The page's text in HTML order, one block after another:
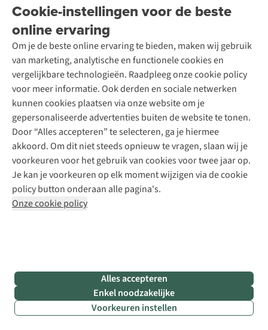
Wandelen | Daily Dose of Nature | Inspiratie
Van hiking zero to hero: het verhaal van Dorien
Amper drie jaar geleden zette Dorien haar eerste
Cookie-instellingen voor de beste
online ervaring
Om je de beste online ervaring te bieden, maken wij gebruik
van marketing, analytische en functionele cookies en
vergelijkbare technologieën. Raadpleeg onze cookie policy
voor meer informatie. Ook derden en sociale netwerken
kunnen cookies plaatsen via onze website om je
gepersonaliseerde advertenties buiten de website te tonen.
Door “Alles accepteren” te selecteren, ga je hiermee
akkoord. Om dit niet steeds opnieuw te vragen, slaan wij je
voorkeuren voor het gebruik van cookies voor twee jaar op.
Je kan je voorkeuren op elk moment wijzigen via de cookie
policy button onderaan alle pagina's.
Onze cookie policy
Alles accepteren
Enkel noodzakelijke
Voorkeuren instellen